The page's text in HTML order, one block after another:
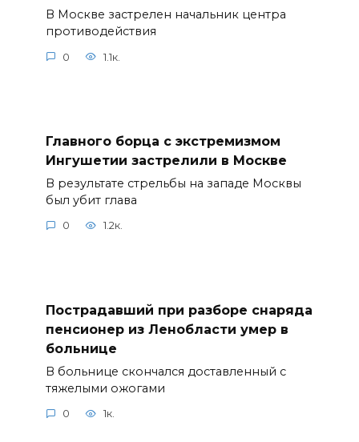
В Москве застрелен начальник центра
противодействия
0 1.1к.
Главного борца с экстремизмом
Ингушетии застрелили в Москве
В результате стрельбы на западе Москвы
был убит глава
0 1.2к.
Пострадавший при разборе снаряда
пенсионер из Ленобласти умер в
больнице
В больнице скончался доставленный с
тяжелыми ожогами
0 1к.